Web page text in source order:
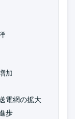
加
電網の拡大
歩